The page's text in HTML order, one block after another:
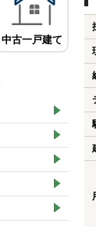
中古一戸建て